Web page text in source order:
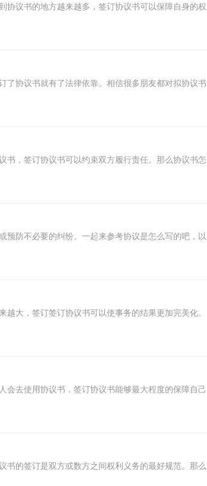
协议书的地方越来越多，签订协议书可以保障自身的权
了协议书就有了法律依靠。相信很多朋友都对拟协议书
书，签订协议书可以约束双方履行责任。那么协议书怎
预防不必要的纠纷。一起来参考协议是怎么写的吧，以
大，签订签订协议书可以使事务的结果更加完美化。
会去使用协议书，签订协议书能够最大程度的保障自己
书的签订是双方或数方之间权利义务的最好规范。那么